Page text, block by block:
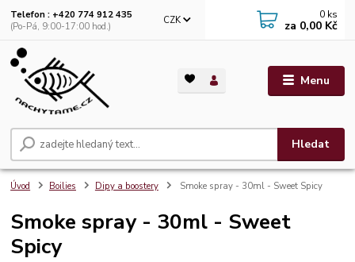
Menu
CZK
Hledat
Telefon : +420 774 912 435
(Po-Pá, 9:00-17:00 hod.)
0 ks
za 0,00 Kč
Úvod Boilies Dipy a boostery Smoke spray - 30ml - Sweet Spicy
Smoke spray - 30ml - Sweet
Spicy